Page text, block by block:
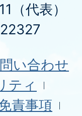
（代表）
い合わせ
ティ
責事項